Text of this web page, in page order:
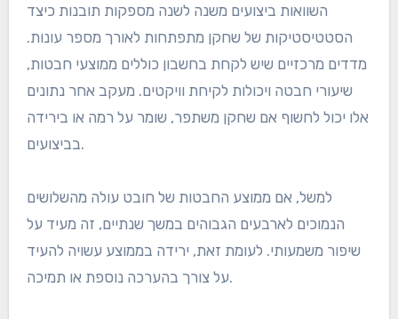
השוואות ביצועים משנה לשנה מספקות תובנות כיצד
הסטטיסטיקות של שחקן מתפתחות לאורך מספר עונות.
מדדים מרכזיים שיש לקחת בחשבון כוללים ממוצעי חבטות,
שיעורי חבטה ויכולות לקיחת וויקטים. מעקב אחר נתונים
אלו יכול לחשוף אם שחקן משתפר, שומר על רמה או בירידה
בביצועים.
למשל, אם ממוצע החבטות של חובט עולה מהשלושים
הנמוכים לארבעים הגבוהים במשך שנתיים, זה מעיד על
שיפור משמעותי. לעומת זאת, ירידה בממוצע עשויה להעיד
על צורך בהערכה נוספת או תמיכה.